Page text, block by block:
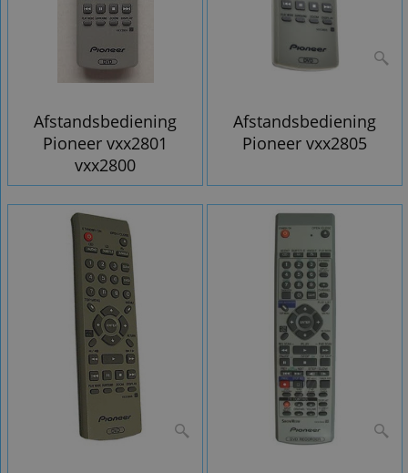
Afstandsbediening
Pioneer vxx2801
vxx2800
Afstandsbediening
Pioneer vxx2805